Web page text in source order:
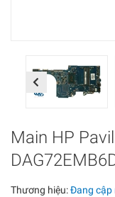
Previous
Main HP
Thương hiệu:Đang cập